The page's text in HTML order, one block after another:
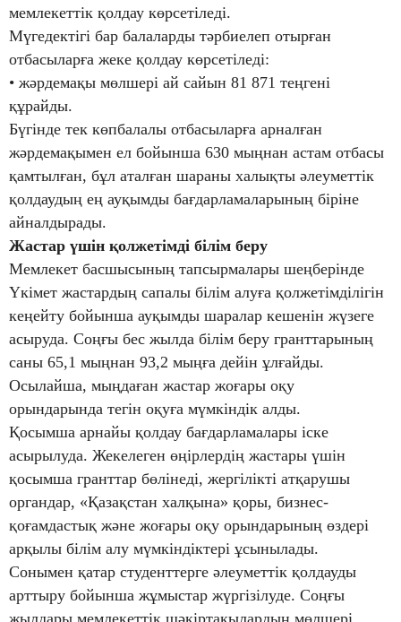
мемлекеттік қолдау көрсетіледі.
Мүгедектігі бар балаларды тәрбиелеп отырған
отбасыларға жеке қолдау көрсетіледі:
• жәрдемақы мөлшері ай сайын 81 871 теңгені
құрайды.
Бүгінде тек көпбалалы отбасыларға арналған
жәрдемақымен ел бойынша 630 мыңнан астам отбасы
қамтылған, бұл аталған шараны халықты әлеуметтік
қолдаудың ең ауқымды бағдарламаларының біріне
айналдырады.
Жастар үшін қолжетімді білім беру
Мемлекет басшысының тапсырмалары шеңберінде
Үкімет жастардың сапалы білім алуға қолжетімділігін
кеңейту бойынша ауқымды шаралар кешенін жүзеге
асыруда. Соңғы бес жылда білім беру гранттарының
саны 65,1 мыңнан 93,2 мыңға дейін ұлғайды.
Осылайша, мыңдаған жастар жоғары оқу
орындарында тегін оқуға мүмкіндік алды.
Қосымша арнайы қолдау бағдарламалары іске
асырылуда. Жекелеген өңірлердің жастары үшін
қосымша гранттар бөлінеді, жергілікті атқарушы
органдар, «Қазақстан халқына» қоры, бизнес-
қоғамдастық және жоғары оқу орындарының өздері
арқылы білім алу мүмкіндіктері ұсынылады.
Сонымен қатар студенттерге әлеуметтік қолдауды
арттыру бойынша жұмыстар жүргізілуде. Соңғы